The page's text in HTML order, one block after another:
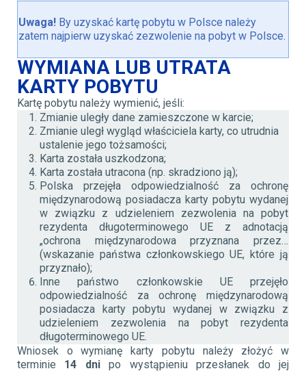
Uwaga! By uzyskać kartę pobytu w Polsce należy
zatem najpierw uzyskać zezwolenie na pobyt w Polsce.
WYMIANA LUB UTRATA
KARTY POBYTU
Kartę pobytu należy wymienić, jeśli:
Zmianie uległy dane zamieszczone w karcie;
Zmianie uległ wygląd właściciela karty, co utrudnia
ustalenie jego tożsamości;
Karta została uszkodzona;
Karta została utracona (np. skradziono ją);
Polska przejęła odpowiedzialność za ochronę
międzynarodową posiadacza karty pobytu wydanej
w związku z udzieleniem zezwolenia na pobyt
rezydenta długoterminowego UE z adnotacją
„ochrona międzynarodowa przyznana przez…
(wskazanie państwa członkowskiego UE, które ją
przyznało);
Inne państwo członkowskie UE przejęło
odpowiedzialność za ochronę międzynarodową
posiadacza karty pobytu wydanej w związku z
udzieleniem zezwolenia na pobyt rezydenta
długoterminowego UE.
Wniosek o wymianę karty pobytu należy złożyć w
terminie 14 dnipo wystąpieniu przesłanek do jej